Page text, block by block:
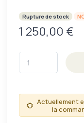
Rupture de stock
1 250,00 €
🌻 Actuellement
la